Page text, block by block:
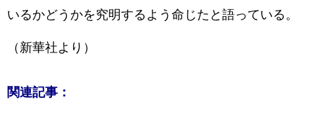
いるかどうかを究明するよう命じたと語っている。
（新華社より）
関連記事：